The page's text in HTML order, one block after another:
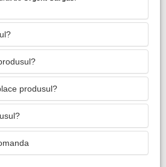
produsul?